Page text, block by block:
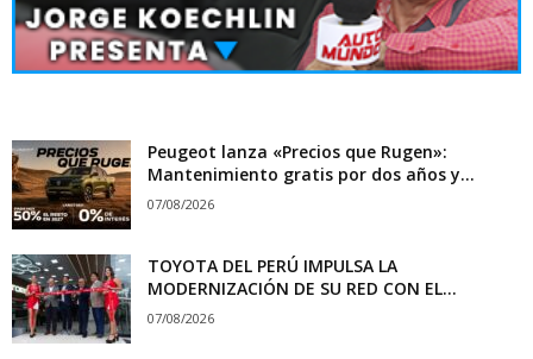
Peugeot lanza «Precios que Rugen»:
Mantenimiento gratis por dos años y...
07/08/2026
TOYOTA DEL PERÚ IMPULSA LA
MODERNIZACIÓN DE SU RED CON EL...
07/08/2026